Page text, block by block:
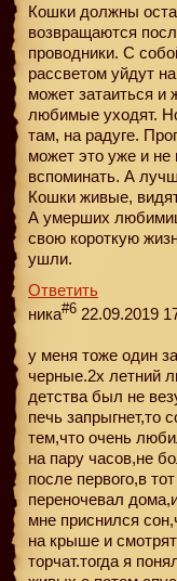
Кошки должны
возвращаются
проводники. С
рассветом уйдут
может затаиться и
любимые уходят.
там, на радуге.
может это уже и не
вспоминать. А
Кошки живые,
А умерших
свою короткую
ушли.
Ответить
ника#6 22.09.2019
у меня тоже один
черные.2х летний
детства был не
печь запрыгнет,то
тем,что очень
на пару часов,не
после первого,в
переночевал
мне приснился
на крыше и
торчат.тогда я